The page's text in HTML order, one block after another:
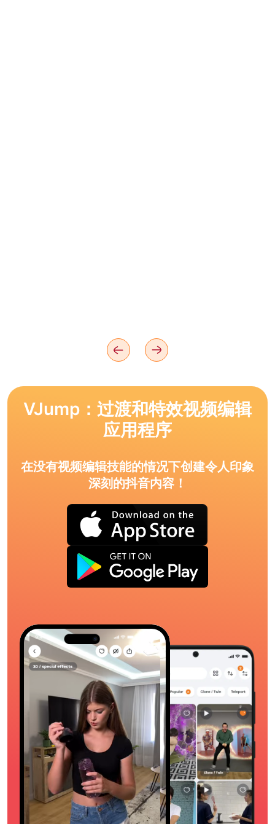
VJump：过渡和特效视频编辑
应用程序
在没有视频编辑技能的情况下创建令人印象
深刻的抖音内容！